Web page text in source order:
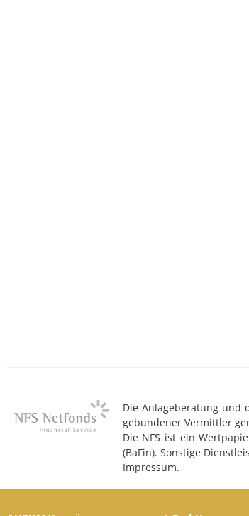
Die Anlageberatung und
gebundener Vermittler
Die NFS ist ein
(BaFin). Sonstige
Impressum.